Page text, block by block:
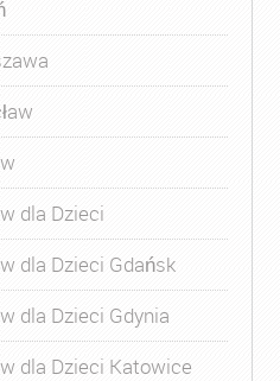
dla Dzieci
dla Dzieci Gdańsk
dla Dzieci Gdynia
dla Dzieci Katowice